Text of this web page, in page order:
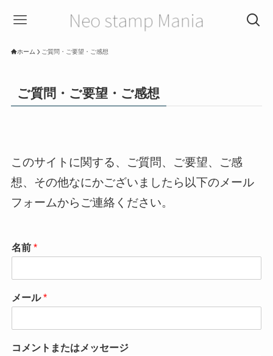
ホーム ご質問・ご要望・ご感想
ご質問・ご要望・ご感想
このサイトに関する、ご質問、ご要望、ご感
想、その他なにかございましたら以下のメール
フォームからご連絡ください。
名前 *
メール*
コメントまたはメッセージ